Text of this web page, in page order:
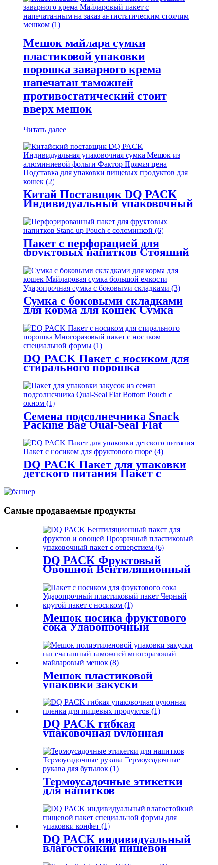
Мешок майлара сумки
пластиковой упаковки
порошка заварного крема
напечатан таможней
противостатический стоит
вверх мешок
Читать далее
Китай Поставщик DQ PACK
Индивидуальный упаковочный
пакет Мешок из алюминиевой
фольги Фактор Прямая цена
Подставка для упаковки
пищевых продуктов для кошек
Пакет с перфорацией для
фруктовых напитков Стоящий
пакет с соломинкой
Сумка с боковыми складками
для корма для кошек Сумка
большой емкости из майлара
Ударопрочная сумка с
боковыми складками
DQ PACK Пакет с носиком для
стирального порошка
Многоразовый чехол с носиком
специальной формы
Семена подсолнечника Snack
Packing Bag Qual-Seal Flat
Bottom Pouch с окном
DQ PACK Пакет для упаковки
детского питания Пакет с
Самые продаваемые продукты
DQ PACK Фруктовый
Овощной Вентиляционный
Мешок Прозрачный
Пластиковый Упаковочный
Мешок с Отверстием
Мешок носика фруктового
сока Ударопрочный
полиэтиленовый пакет
Черный крутой мешочек с
носиком
Мешок пластиковой
упаковки закуски
напечатанный таможней
многоразовый мешок
майлара
DQ PACK гибкая
упаковочная рулонная
продуктов
Термоусадочные этикетки
для напитков
Термоусадочные рукава для
бутылок
DQ PACK индивидуальный
влагостойкий пищевой